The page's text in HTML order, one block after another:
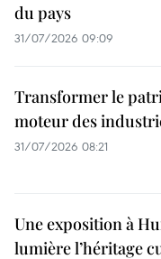
du pays
31/07/2026 09:09
Transformer le
moteur des
31/07/2026 08:21
Une exposition à
lumière l’héritage